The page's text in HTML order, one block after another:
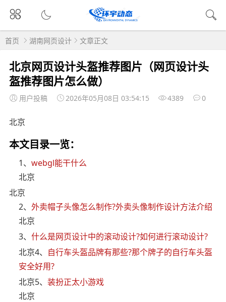
首页 湖南网页设计 文章正文
北京网页设计头盔推荐图片（网页设计头
盔推荐图片怎么做）
用户投稿 2026年05月08日 03:54:15 4389 0
北京
本文目录一览：
1、webgl能干什么
北京
北京
2、外卖帽子头像怎么制作?外卖头像制作设计方法介绍
北京
3、什么是网页设计中的滚动设计?如何进行滚动设计?
北京4、 自行车头盔品牌有那些?那个牌子的自行车头盔
安全好用?
北京5、装扮正太小游戏
北京